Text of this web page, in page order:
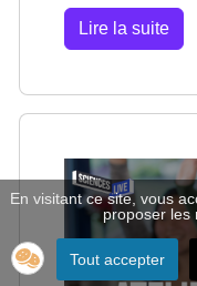
Lire la suite
En visitant ce site, vous
proposer les
Tout accepter